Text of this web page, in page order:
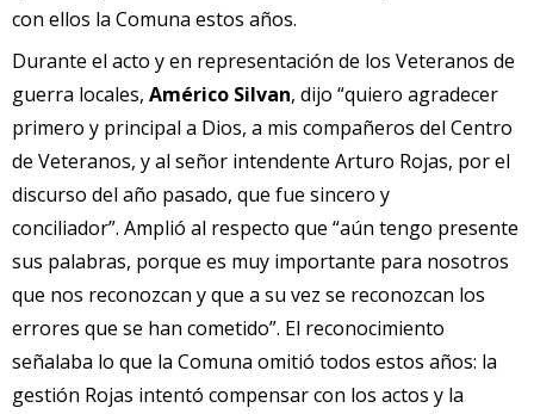
con ellos la Comuna estos años.
Durante el acto y en representación de los Veteranos de
guerra locales, Américo Silvan, dijo “quiero agradecer
primero y principal a Dios, a mis compañeros del Centro
de Veteranos, y al señor intendente Arturo Rojas, por el
discurso del año pasado, que fue sincero y
conciliador”. Amplió al respecto que “aún tengo presente
sus palabras, porque es muy importante para nosotros
que nos reconozcan y que a su vez se reconozcan los
errores que se han cometido”. El reconocimiento
señalaba lo que la Comuna omitió todos estos años: la
gestión Rojas intentó compensar con los actos y la